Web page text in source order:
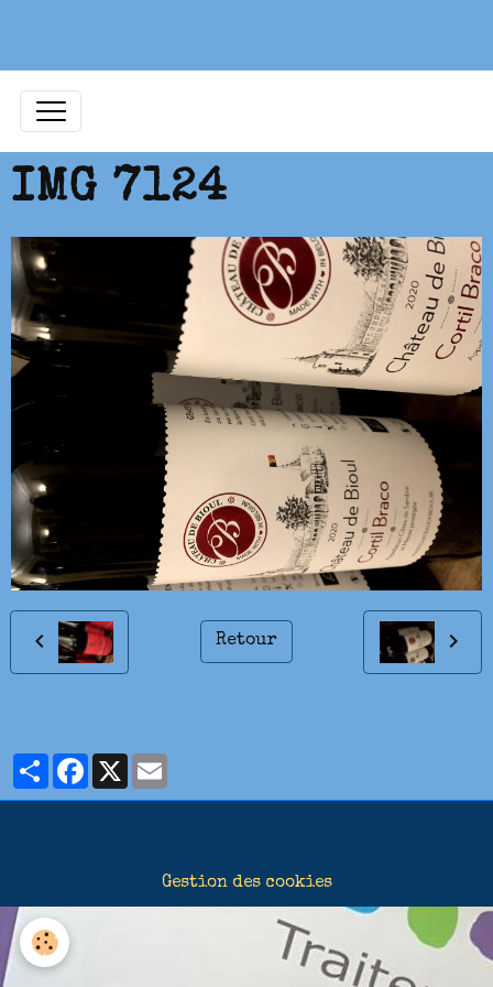
IMG 7124
Retour
PartagerFacebook
Gestion des cookies